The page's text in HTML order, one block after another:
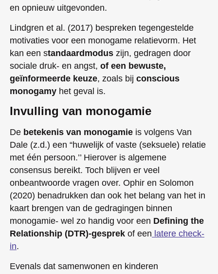
en opnieuw uitgevonden.
Lindgren et al. (2017) bespreken tegengestelde
motivaties voor een monogame relatievorm. Het
kan een standaardmodus zijn, gedragen door
sociale druk- en angst, of een bewuste,
geïnformeerde keuze, zoals bij conscious
monogamy het geval is.
Invulling van monogamie
De betekenis van monogamie is volgens Van
Dale (z.d.) een “huwelijk of vaste (seksuele) relatie
met één persoon.’’ Hierover is algemene
consensus bereikt. Toch blijven er veel
onbeantwoorde vragen over. Ophir en Solomon
(2020) benadrukken dan ook het belang van het in
kaart brengen van de gedragingen binnen
monogamie- wel zo handig voor een Defining the
Relationship (DTR)-gesprek of een latere check-
in.
Evenals dat samenwonen en kinderen